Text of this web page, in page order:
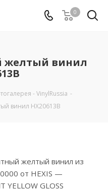
0
желтый винил
- VinylRussia -
винил HX20613B
желтый винил из
от HEXIS —
YELLOW GLOSS